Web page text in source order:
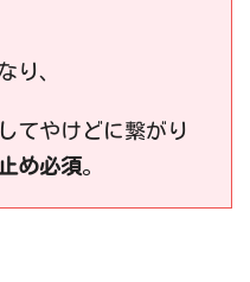
り、
てやけどに繋がり
め必須。